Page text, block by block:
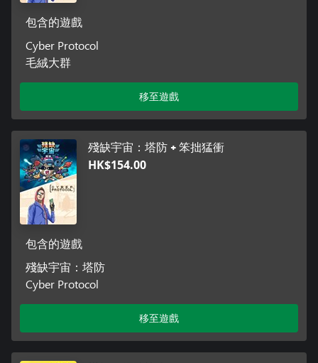
包含的遊戲
Cyber Protocol
毛絨大群
移至遊戲
殘缺宇宙：塔防 + 笨拙猛衝
HK$154.00
包含的遊戲
殘缺宇宙：塔防
Cyber Protocol
移至遊戲